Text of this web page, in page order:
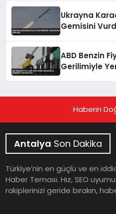
Ukrayna
Gemisini
ABD Benzin
Gerilimiyle
Haberin
Antalya Son Dakika
Türkiye’nin en güçlü ve en
Haber Teması. Hız, SEO
rakiplerinizi geride bırakın,